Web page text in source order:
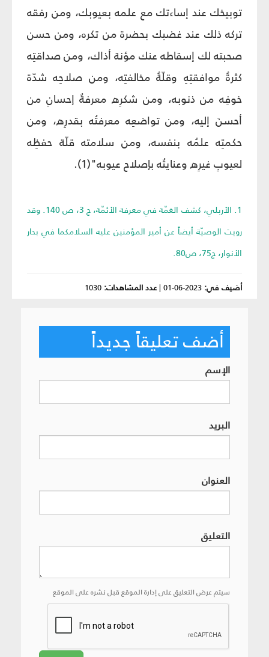
توبيخك عند إساءتك مع علمه بعيوبك، ومن رفقه
تركه ذلك عند غضبك بحضرة من تكره، ومن حسن
صحبته لك إسقاطه عنك مؤنة أذاك، ومن صداقتِه
كثرةُ موافقتِهِ وقلّةُ مخالفتِه، ومن صلاحِه شدّة
خوفِه من ذنوبه، ومن شكرِه معرفةُ إحسانِ من
أحسنَ إليه، ومن تواضعِه معرفتُه بقدرِه، ومن
حكمتِه علمُه بنفسه، ومن سلامته قلّة حفظِه
لعيوبِ غيرِه وعنايتُه بإصلاح عيوبه"(1).
1. الأربلي، كشف الغمّة في معرفة الأئمّة، ج 3، ص 140. وقد
رويت الوصيّة أيضاً عن أمير المؤمنين عليه السلامكما في بحار
الأنوار، ج75، ص80.
أضيف في: 2023-06-01
|عدد المشاهدات: 1030
أضف تعليقاً جديداً
الإسم
البريد
العنوان
التعليق
سيتم عرض التعليق على إدارة الموقع قبل نشره على الموقع